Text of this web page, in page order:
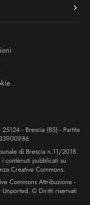
- Brescia (BS) - Partita
di Brescia n.11/2018.
contenuti pubblicati su
Creative Commons.
Commons Attribuzione -
© Diritti riservati